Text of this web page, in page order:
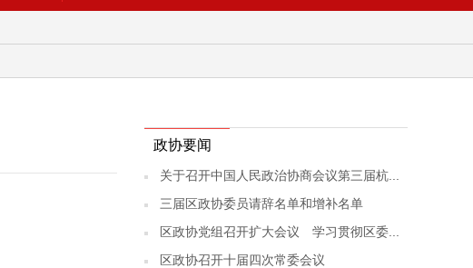
政协要闻
关于召开中国人民政治协商会议第三届杭...
三届区政协委员请辞名单和增补名单
区政协党组召开扩大会议 学习贯彻区委...
区政协召开十届四次常委会议